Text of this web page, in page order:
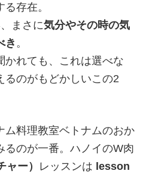
存在。
まさに気分やその時の気
き 。
かれても、これは選べな
るのがもどかしいこの2
ム料理教室ベトナムのおか
るのが一番。ハノイのW肉
ー） レッスンは lesson